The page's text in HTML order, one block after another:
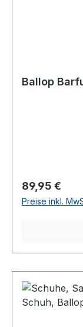
Ballop
Regulärer
89,95 €
Preise inkl.